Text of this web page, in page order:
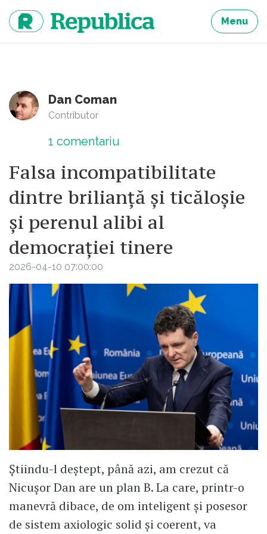
continut
Menu
Dan Coman
Contributor
1 comentariu
Falsa incompatibilitate
dintre brilianță și ticăloșie
și perenul alibi al
democrației tinere
2026-04-10 07:00:00
Ştiindu-l deştept, până azi, am crezut că
Nicuşor Dan are un plan B. La care, printr-o
manevră dibace, de om inteligent şi posesor
de sistem axiologic solid şi coerent, va